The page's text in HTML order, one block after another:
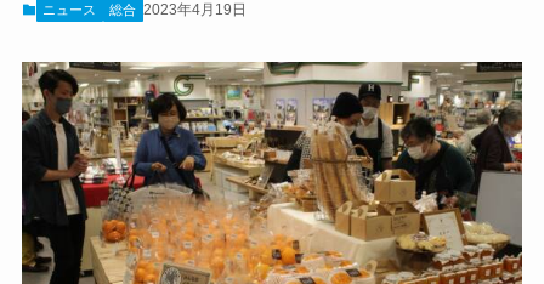
ニュース 総合 2023年4月19日